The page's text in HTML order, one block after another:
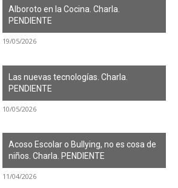
Alboroto en la Cocina. Charla.
PENDIENTE
19/05/2026
Las nuevas tecnologías. Charla.
PENDIENTE
10/05/2026
Acoso Escolar o Bullying, no es cosa de
niños. Charla. PENDIENTE
11/04/2026